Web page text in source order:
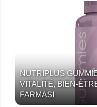
NUTRIPLUS
VITALITÉ, BIEN-
FARMASI